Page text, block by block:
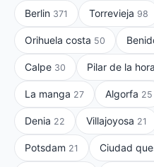
Berlin 371 Torrevieja 98
Orihuela costa 50
Calpe 30 Pilar de la
La manga 27 Algorfa 25
Denia 22 Villajoyosa 21
Potsdam 21 Ciudad